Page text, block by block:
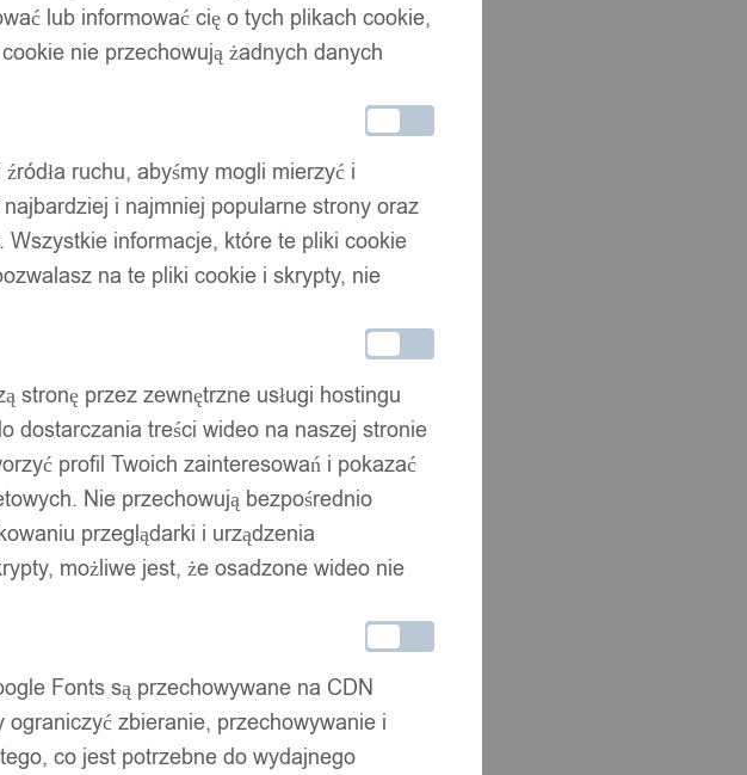
lub informować cię o tych plikach cookie,
nie przechowują żadnych danych
ruchu, abyśmy mogli mierzyć i
i najmniej popularne strony oraz
informacje, które te pliki cookie
na te pliki cookie i skrypty, nie
stronę przez zewnętrzne usługi hostingu
dostarczania treści wideo na naszej stronie
profil Twoich zainteresowań i pokazać
Nie przechowują bezpośrednio
przeglądarki i urządzenia
możliwe jest, że osadzone wideo nie
Fonts są przechowywane na CDN
zbieranie, przechowywanie i
co jest potrzebne do wydajnego